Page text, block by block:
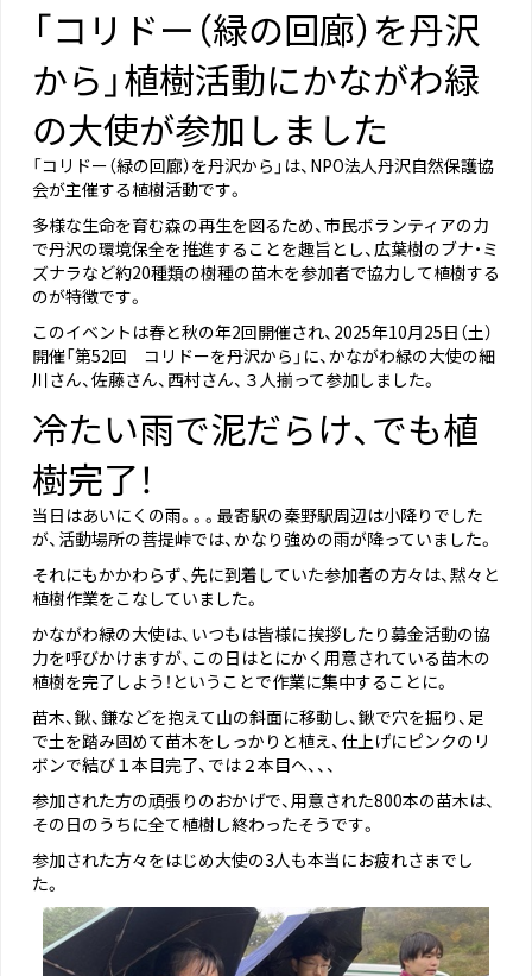
「コリドー（緑の回廊）を丹沢
から」植樹活動にかながわ緑
の大使が参加しました
「コリドー（緑の回廊）を丹沢から」は、NPO法人丹沢自然保護協
会が主催する植樹活動です。
多様な生命を育む森の再生を図るため、市民ボランティアの力
で丹沢の環境保全を推進することを趣旨とし、広葉樹のブナ・ミ
ズナラなど約20種類の樹種の苗木を参加者で協力して植樹する
のが特徴です。
このイベントは春と秋の年2回開催され、2025年10月25日（土）
開催「第52回 コリドーを丹沢から」に、かながわ緑の大使の細
川さん、佐藤さん、西村さん、３人揃って参加しました。
冷たい雨で泥だらけ、でも植
樹完了！
当日はあいにくの雨。。。最寄駅の秦野駅周辺は小降りでした
が、活動場所の菩提峠では、かなり強めの雨が降っていました。
それにもかかわらず、先に到着していた参加者の方々は、黙々と
植樹作業をこなしていました。
かながわ緑の大使は、いつもは皆様に挨拶したり募金活動の協
力を呼びかけますが、この日はとにかく用意されている苗木の
植樹を完了しよう！ということで作業に集中することに。
苗木、鍬、鎌などを抱えて山の斜面に移動し、鍬で穴を掘り、足
で土を踏み固めて苗木をしっかりと植え、仕上げにピンクのリ
ボンで結び１本目完了、では２本目へ、、、
参加された方の頑張りのおかげで、用意された800本の苗木は、
その日のうちに全て植樹し終わったそうです。
参加された方々をはじめ大使の3人も本当にお疲れさまでし
た。